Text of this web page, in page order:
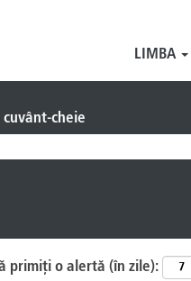
LIMBA
căutării pentru
cheie
primiți o alertă (în zile):